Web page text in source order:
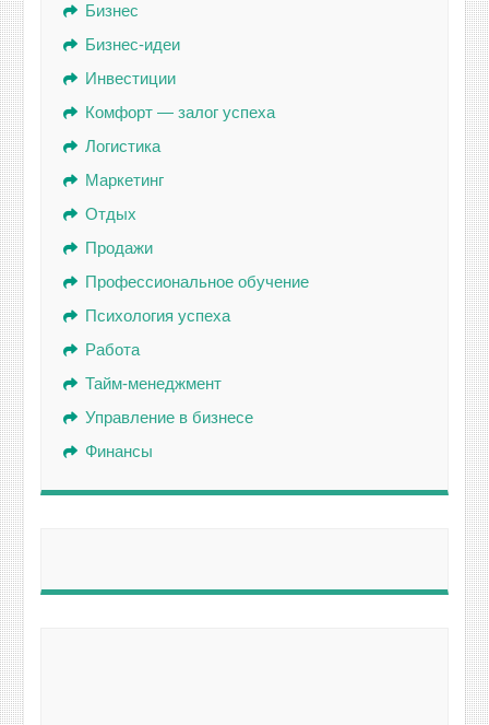
Бизнес
Бизнес-идеи
Инвестиции
Комфорт — залог успеха
Логистика
Маркетинг
Отдых
Продажи
Профессиональное обучение
Психология успеха
Работа
Тайм-менеджмент
Управление в бизнесе
Финансы